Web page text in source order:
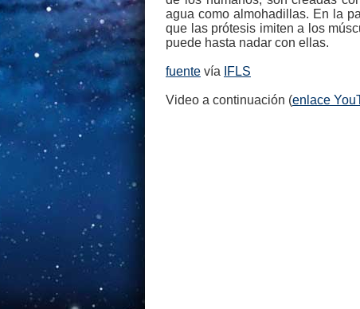
agua como almohadillas. En la
que las prótesis imiten a los
puede hasta nadar con ellas.
fuente vía IFLS
Video a continuación (enlace